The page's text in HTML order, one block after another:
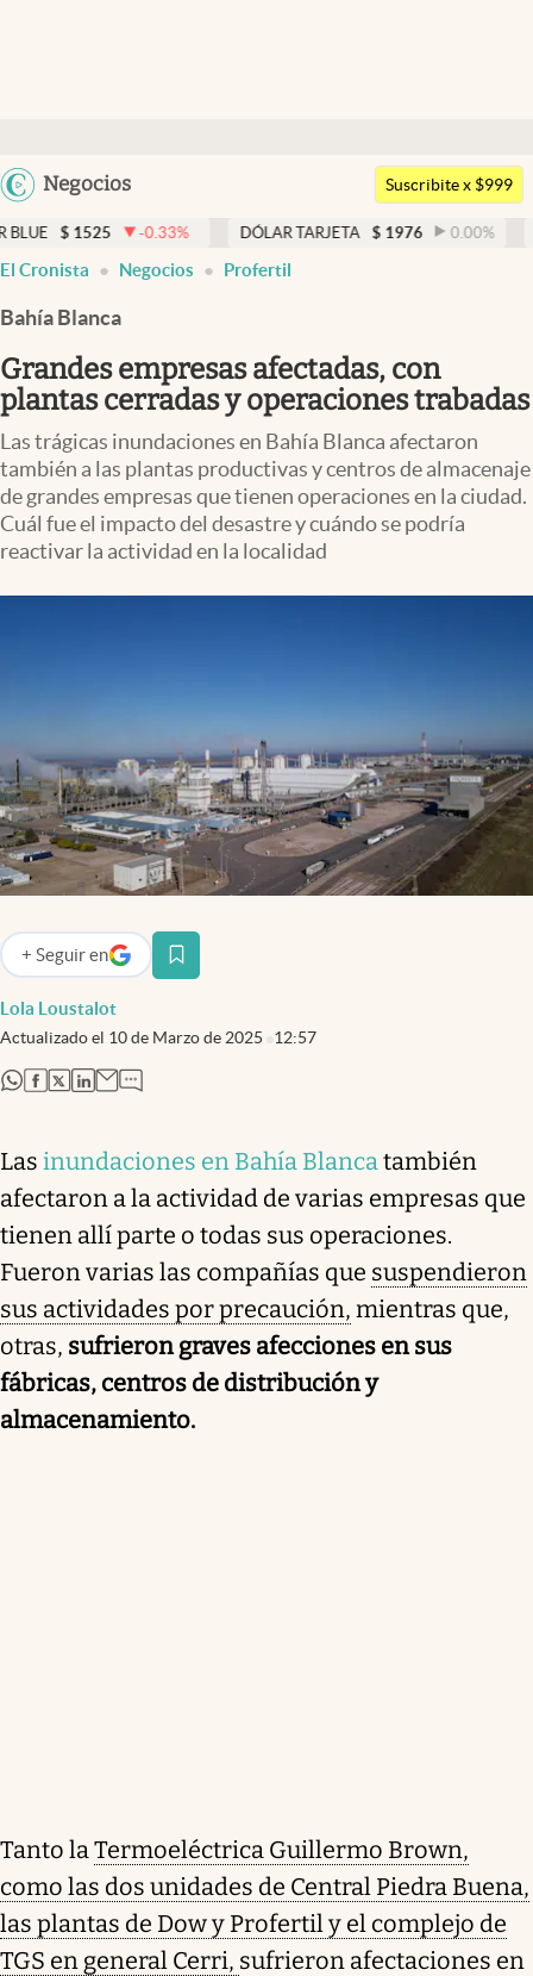
Argentina
Negocios
Members
Economía y Política
Finanzas y Mercados
Mercados Online
Negocios
Columnistas
Otras secciones
Apertura
Infotechnology
Clase
El Cronista Studio
Mediakit
abre en nueva pestaña
Argentina
Suscribite x $999
-0.33% DÓLAR TARJETA $ 1976 0.00% DÓLAR
El Cronista Negocios Profertil
Bahía Blanca
Grandes empresas afectadas, con
plantas cerradas y operaciones trabadas
Las trágicas inundaciones en Bahía Blanca afectaron
también a las plantas productivas y centros de almacenaje
de grandes empresas que tienen operaciones en la ciudad.
Cuál fue el impacto del desastre y cuándo se podría
reactivar la actividad en la localidad
Lola Loustalot
Actualizado el 10 de Marzo de 2025 12:57
+ Seguir en
abre en nueva pestaña
abre en nueva pestaña
abre en nueva pestaña
abre en nueva pestaña
abre en nueva pestaña
Las inundaciones en Bahía Blancatambién
afectaron a la actividad de varias empresas que
tienen allí parte o todas sus operaciones.
Fueron varias las compañías que suspendieron
sus actividades por precaución, mientras que,
otras, sufrieron graves afecciones en sus
fábricas, centros de distribución y
almacenamiento.
Tanto laTermoeléctrica Guillermo Brown,
como las dos unidades de Central Piedra Buena,
las plantas de Dow y Profertil y el complejo de
TGS en general Cerri, sufrieron afectaciones en